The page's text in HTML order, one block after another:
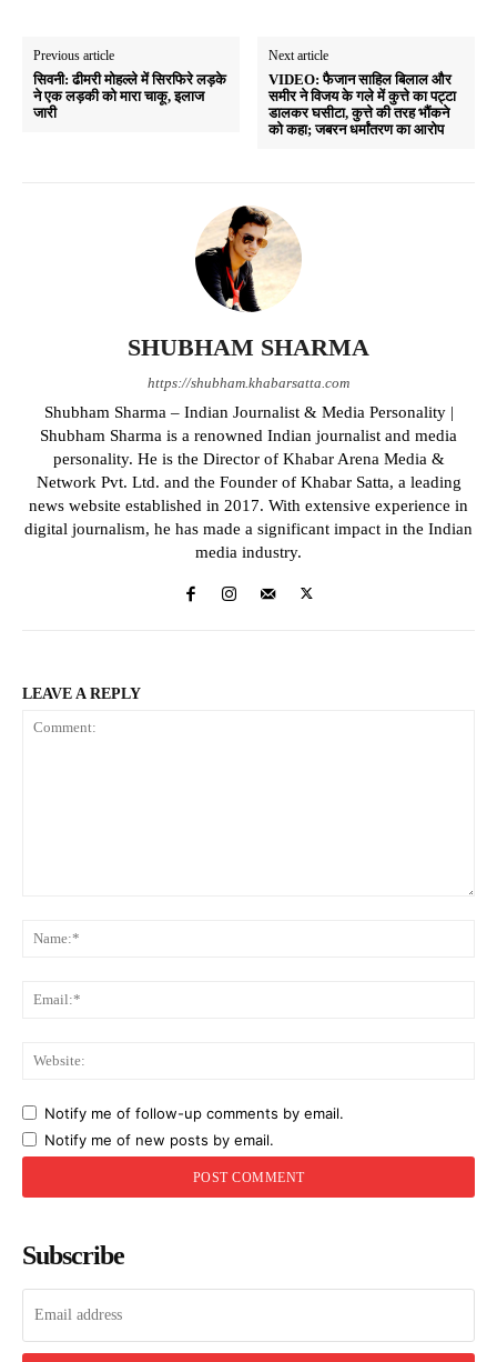
Previous article
सिवनी: ढीमरी मोहल्ले में सिरफिरे लड़के
ने एक लड़की को मारा चाकू, इलाज
जारी
Next article
VIDEO: फैजान साहिल बिलाल और
समीर ने विजय के गले में कुत्ते का पट्टा
डालकर घसीटा, कुत्ते की तरह भौंकने
को कहा; जबरन धर्मांतरण का आरोप
SHUBHAM SHARMA
https://shubham.khabarsatta.com
Shubham Sharma – Indian Journalist & Media Personality |
Shubham Sharma is a renowned Indian journalist and media
personality. He is the Director of Khabar Arena Media &
Network Pvt. Ltd. and the Founder of Khabar Satta, a leading
news website established in 2017. With extensive experience in
digital journalism, he has made a significant impact in the Indian
media industry.
LEAVE A REPLY
Notify me of follow-up comments by email.
Notify me of new posts by email.
Subscribe